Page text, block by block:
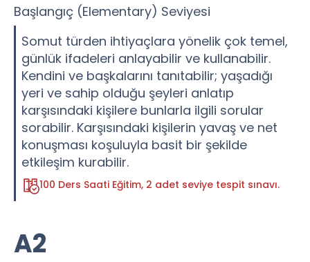
Başlangıç (Elementary) Seviyesi
Somut türden ihtiyaçlara yönelik çok temel,
günlük ifadeleri anlayabilir ve kullanabilir.
Kendini ve başkalarını tanıtabilir; yaşadığı
yeri ve sahip olduğu şeyleri anlatıp
karşısındaki kişilere bunlarla ilgili sorular
sorabilir. Karşısındaki kişilerin yavaş ve net
konuşması koşuluyla basit bir şekilde
etkileşim kurabilir.
100 Ders Saati Eğitim, 2 adet seviye tespit sınavı.
A2